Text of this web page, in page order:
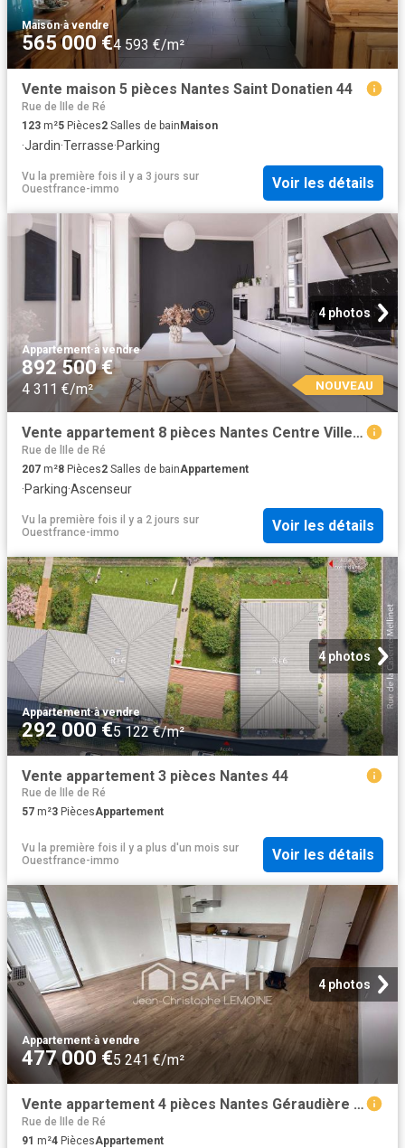
Maison·à vendre
565 000 €4 593 €/m²
Vente maison 5 pièces Nantes Saint Donatien 44
Rue de lIle de Ré
123 m²5 Pièces2 Salles de bain Maison
·Jardin·Terrasse·Parking
Vu la première fois il y a 3 jours sur
Ouestfrance-immo
Voir les détails
4 photos
Appartement·à vendre
892 500 €
4 311 €/m² NOUVEAU
Vente appartement 8 pièces Nantes Centre Ville 44
Rue de lIle de Ré
207 m²8 Pièces2 Salles de bainAppartement
·Parking·Ascenseur
Vu la première fois il y a 2 jours sur
Ouestfrance-immo
Voir les détails
4 photos
Appartement·à vendre
292 000 €5 122 €/m²
Vente appartement 3 pièces Nantes 44
Rue de lIle de Ré
57 m²3 PiècesAppartement
Vu la première fois il y a plus d'un mois sur
Ouestfrance-immo
Voir les détails
4 photos
Appartement·à vendre
477 000 €5 241 €/m²
Vente appartement 4 pièces Nantes Géraudière Boissière 44
Rue de lIle de Ré
91 m²4 PiècesAppartement